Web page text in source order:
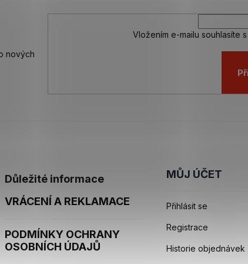
nových
Vložením e-mailu souhlasíte s
Důležité informace
VRÁCENÍ A REKLAMACE
PODMÍNKY OCHRANY
OSOBNÍCH ÚDAJŮ
MŮJ ÚČET
Přihlásit se
Registrace
Historie objednávek